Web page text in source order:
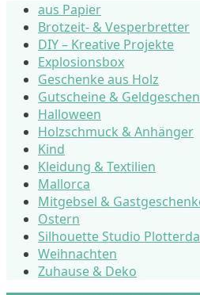
aus Papier
Brotzeit- & Vesperbretter
DIY – Kreative Projekte
Explosionsbox
Geschenke aus Holz
Gutscheine &
Halloween
Holzschmuck & Anhänger
Kind
Kleidung & Textilien
Mallorca
Mitgebsel &
Ostern
Silhouette Studio
Weihnachten
Zuhause & Deko